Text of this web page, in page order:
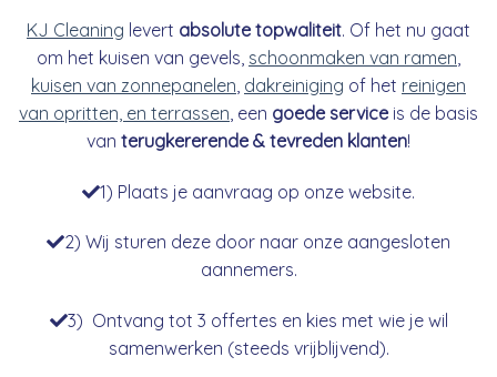
KJ Cleaning levert absolute topwaliteit. Of het nu gaat
om het kuisen van gevels, schoonmaken van ramen
kuisen van zonnepanelen dakreiniging of het reinigen
van opritten, en terrassen , een goede serviceis de basis
van terugkererende & tevreden klanten!
1) Plaats je aanvraag op onze website.
2) Wij sturen deze door naar onze aangesloten
aannemers.
3) Ontvang tot 3 offertes en kies met wie je wil
samenwerken (steeds vrijblijvend).